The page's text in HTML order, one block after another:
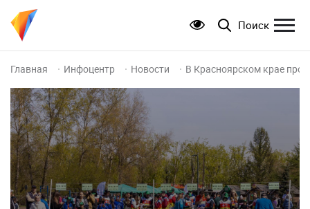
Поиск
Главная Инфоцентр Новости В Красноярском крае